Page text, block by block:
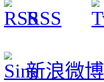
RSS
新浪微博